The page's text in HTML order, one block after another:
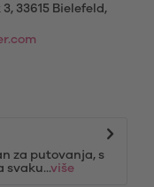
33615 Bielefeld,
za putovanja, s
svaku...više